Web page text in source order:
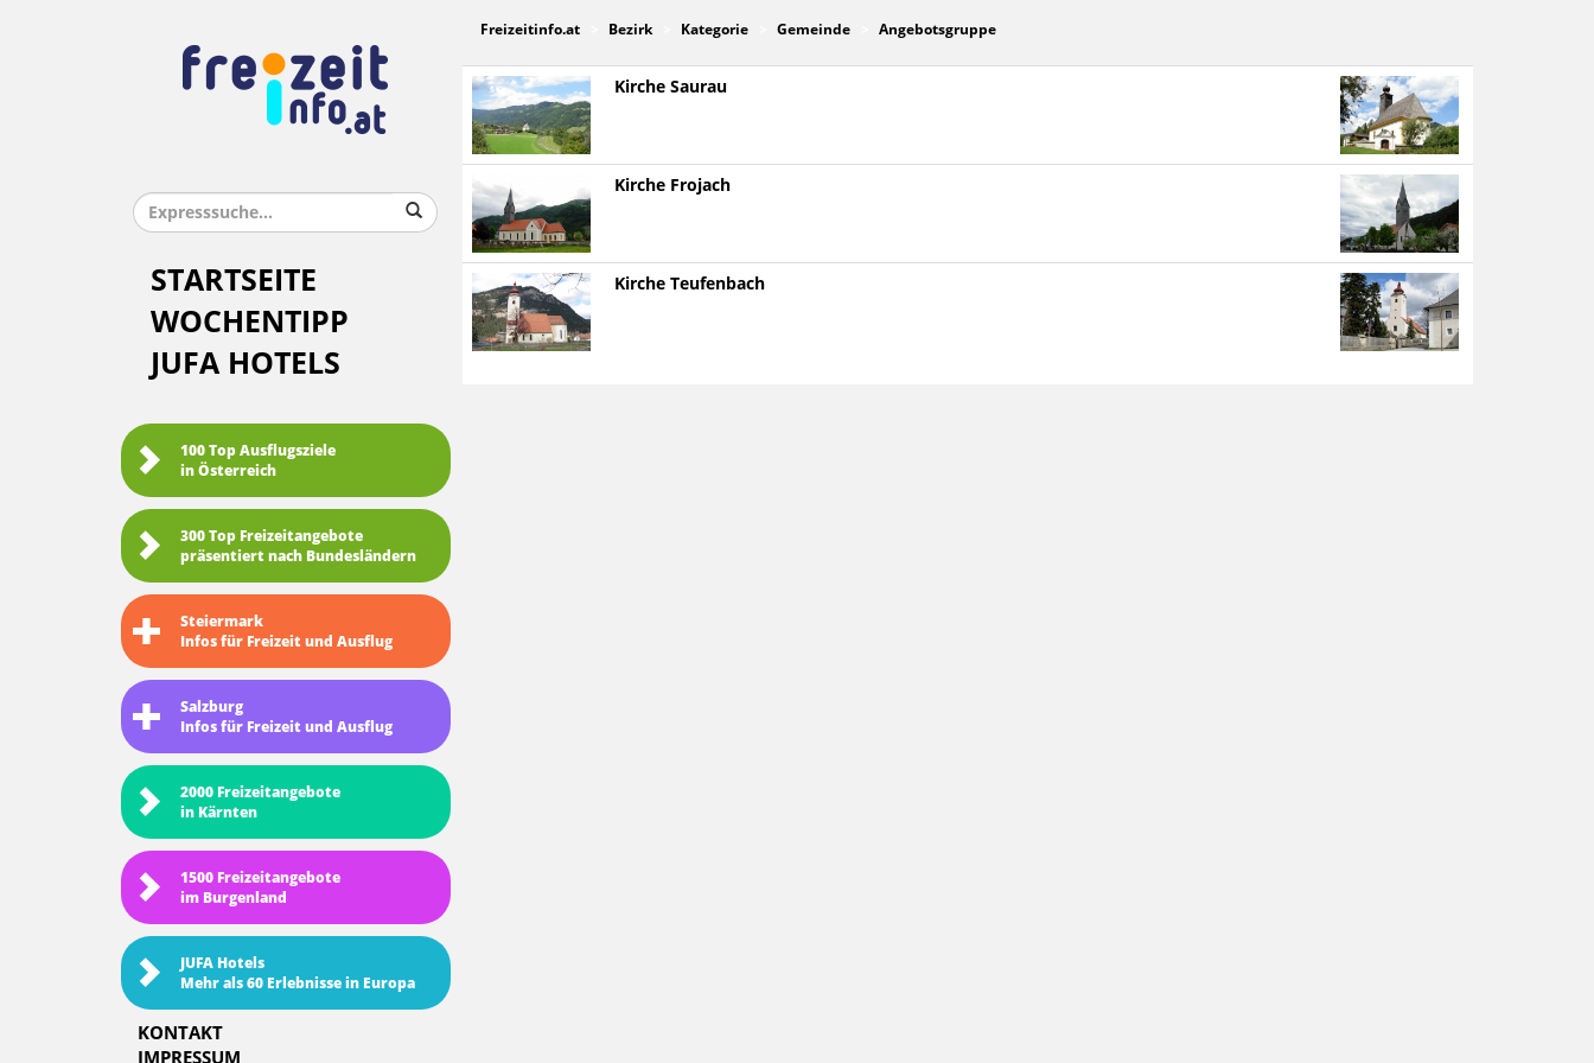
STARTSEITE
WOCHENTIPP
JUFA HOTELS
100 Top Ausflugsziele
in Österreich
300 Top Freizeitangebote
präsentiert nach Bundesländern
Steiermark
Infos für Freizeit und Ausflug
Salzburg
Infos für Freizeit und Ausflug
2000 Freizeitangebote
in Kärnten
1500 Freizeitangebote
im Burgenland
JUFA Hotels
Mehr als 60 Erlebnisse in Europa
KONTAKT
IMPRESSUM
Freizeitinfo.at Bezirk Kategorie Gemeinde Angebotsgruppe
Kirche Saurau
Kirche Frojach
Kirche Teufenbach